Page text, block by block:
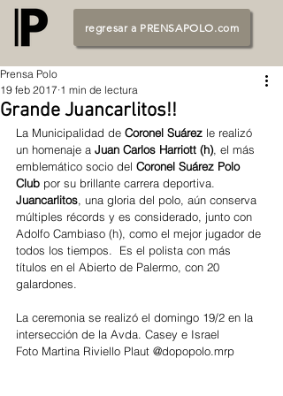
regresar a PRENSAPOLO.com
Grande Juancarlitos!!
Prensa Polo
19 feb 2017 1 min de lectura
La Municipalidad de Coronel Suárez le realizó
un homenaje a Juan Carlos Harriott (h), el más
emblemático socio del Coronel Suárez Polo
Club por su brillante carrera deportiva.
Juancarlitos, una gloria del polo, aún conserva
múltiples récords y es considerado, junto con
Adolfo Cambiaso (h), como el mejor jugador de
todos los tiempos.  Es el polista con más
títulos en el Abierto de Palermo, con 20
galardones.
La ceremonia se realizó el domingo 19/2 en la
intersección de la Avda. Casey e Israel
Foto Martina Riviello Plaut @dopopolo.mrp